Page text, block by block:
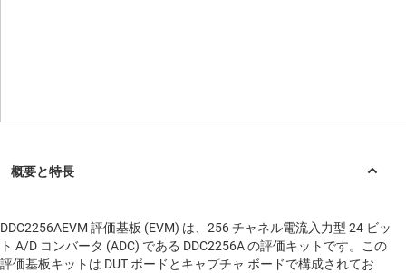
DDC2256AEVM 評価基板 (EVM) は、256 チャネル電流入力型 24 ビッ
ト A/D コンバータ (ADC) である DDC2256A の評価キットです。この
評価基板キットは DUT ボードとキャプチャ ボードで構成されてお